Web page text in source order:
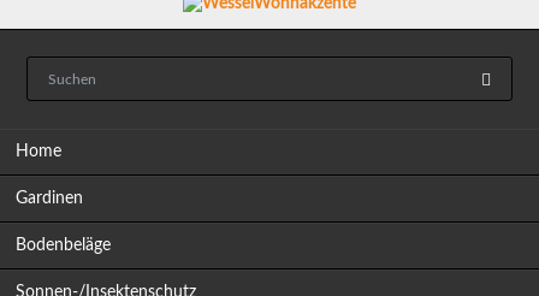
Home
Gardinen
Bodenbeläge
Sonnen-/Insektenschutz